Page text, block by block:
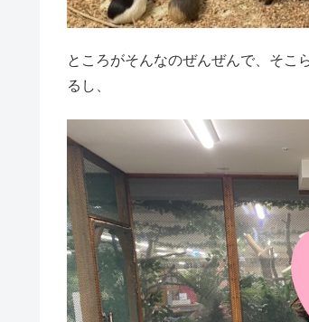
ところがそんなのぜんぜんで、そこ
るし、